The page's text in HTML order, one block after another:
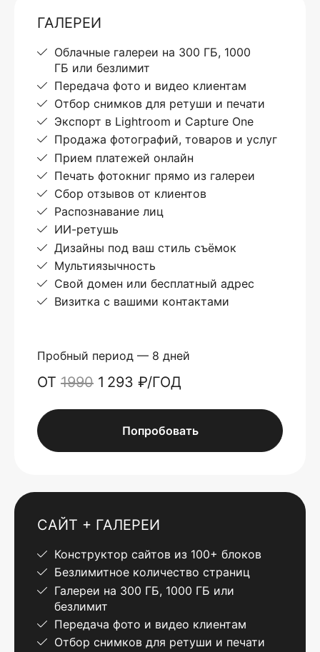
ГАЛЕРЕИ
Облачные галереи на 300 ГБ, 1000
ГБ или безлимит
Передача фото и видео клиентам
Отбор снимков для ретуши и печати
Экспорт в Lightroom и Capture One
Продажа фотографий, товаров и услуг
Прием платежей онлайн
Печать фотокниг прямо из галереи
Сбор отзывов от клиентов
Распознавание лиц
ИИ-ретушь
Дизайны под ваш стиль съёмок
Мультиязычность
Свой домен или бесплатный адрес
Визитка с вашими контактами
Пробный период — 8 дней
ОТ 1990 1 293 ₽/ГОД
Попробовать
САЙТ + ГАЛЕРЕИ
Конструктор сайтов из 100+ блоков
Безлимитное количество страниц
Галереи на 300 ГБ, 1000 ГБ или
безлимит
Передача фото и видео клиентам
Отбор снимков для ретуши и печати